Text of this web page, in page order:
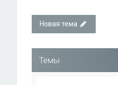
Новая тема
Темы